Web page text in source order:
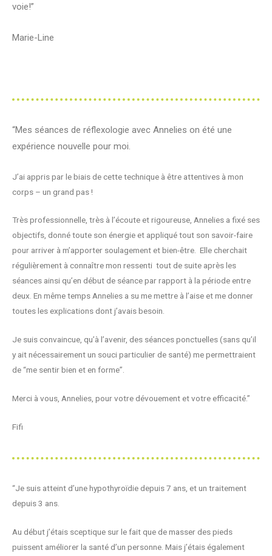
voie!”
Marie-Line
“Mes séances de réflexologie avec Annelies on été une
expérience nouvelle pour moi.
J’ai appris par le biais de cette technique à être attentives à mon
corps – un grand pas !
Très professionnelle, très à l’écoute et rigoureuse, Annelies a fixé ses
objectifs, donné toute son énergie et appliqué tout son savoir-faire
pour arriver à m’apporter soulagement et bien-être. Elle cherchait
régulièrement à connaître mon ressenti tout de suite après les
séances ainsi qu’en début de séance par rapport à la période entre
deux. En même temps Annelies a su me mettre à l’aise et me donner
toutes les explications dont j’avais besoin.
Je suis convaincue, qu’à l’avenir, des séances ponctuelles (sans qu’il
y ait nécessairement un souci particulier de santé) me permettraient
de “me sentir bien et en forme”.
Merci à vous, Annelies, pour votre dévouement et votre efficacité.”
Fifi
“Je suis atteint d’une hypothyroïdie depuis 7 ans, et un traitement
depuis 3 ans.
Au début j’étais sceptique sur le fait que de masser des pieds
puissent améliorer la santé d’un personne. Mais j’étais également